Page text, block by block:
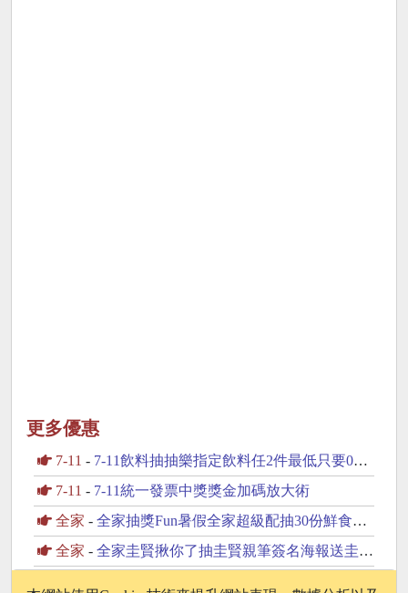
更多優惠
7-11 - 7-11飲料抽抽樂指定飲料任2件最低只要0元起
7-11 - 7-11統一發票中獎獎金加碼放大術
全家 - 全家抽獎Fun暑假全家超級配抽30份鮮食咖啡飲品
全家 - 全家圭賢揪你了抽圭賢親筆簽名海報送圭賢小卡杯墊